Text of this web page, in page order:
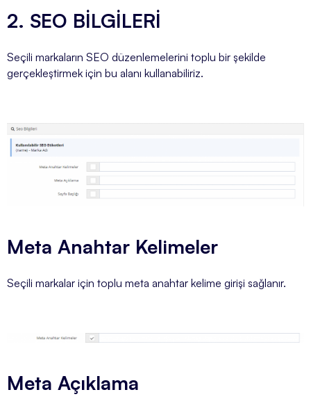
2. SEO BİLGİLERİ
Seçili markaların SEO düzenlemelerini toplu bir şekilde
gerçekleştirmek için bu alanı kullanabiliriz.
Meta Anahtar Kelimeler
Seçili markalar için toplu meta anahtar kelime girişi sağlanır.
Meta Açıklama